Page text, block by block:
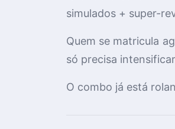
simulados + super-
Quem se matricula
só precisa
O combo já está